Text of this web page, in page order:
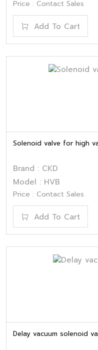
Price : Contact Sales
Add To Cart
Solenoid valve for high
Brand : CKD
Model : HVB
Price : Contact Sales
Add To Cart
Delay vacuum solenoid